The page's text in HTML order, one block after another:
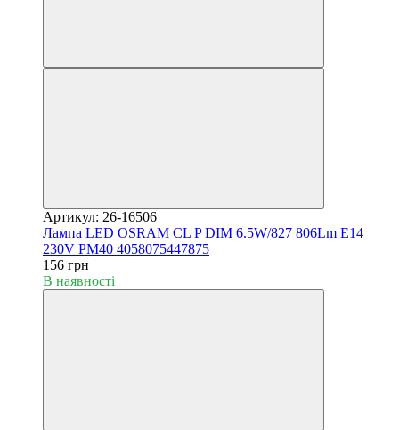
Артикул: 26-16506
Лампа LED OSRAM CL P DIM 6.5W/827 806Lm E14
230V PM40 4058075447875
156 грн
В наявності